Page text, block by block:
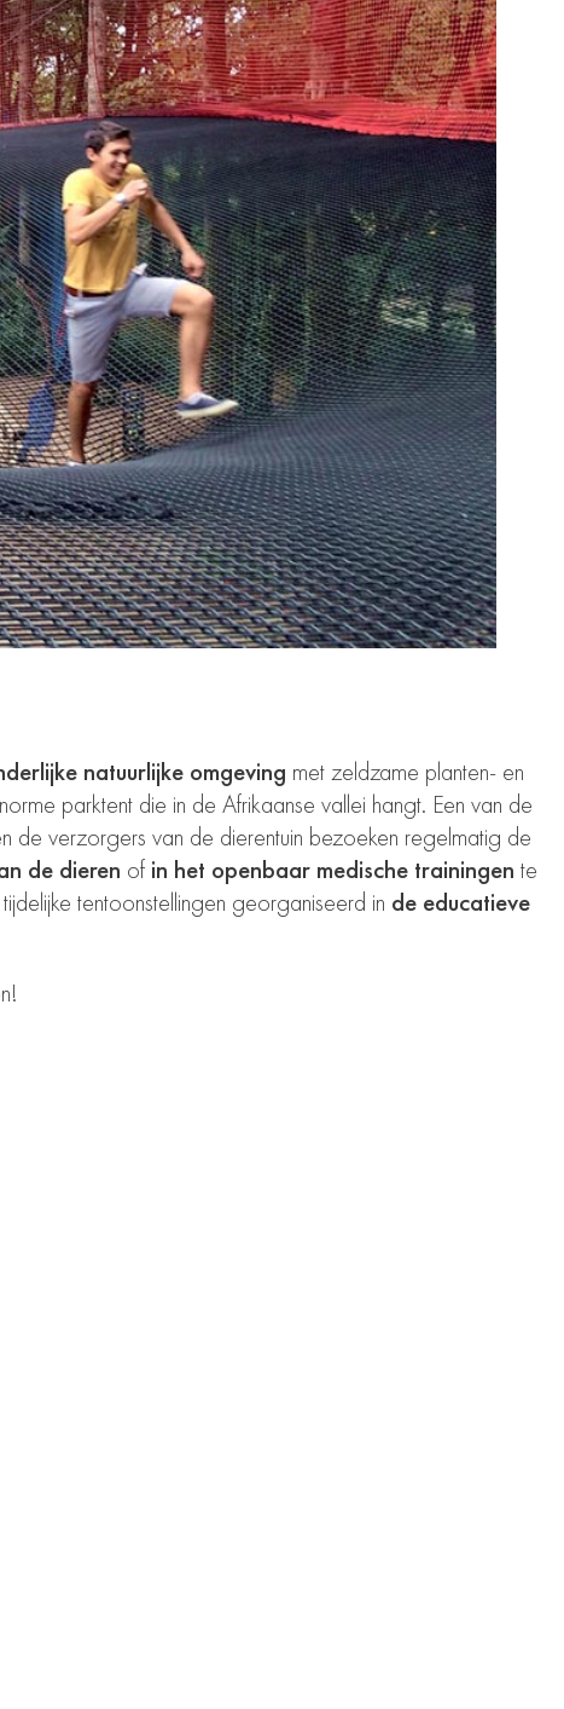
natuurlijke omgeving met zeldzame planten- en
parktent die in de Afrikaanse vallei hangt. Een van de
verzorgers van de dierentuin bezoeken regelmatig de
de dieren of in het openbaar medische trainingen te
tentoonstellingen georganiseerd in de educatieve